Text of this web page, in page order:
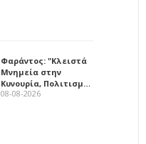
Φαράντος: "Κλειστά
Μνημεία στην
Κυνουρία, Πολιτισμ…
08-08-2026